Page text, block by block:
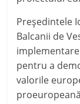
Preşedintele
Balcanii de
pentru a
valorile